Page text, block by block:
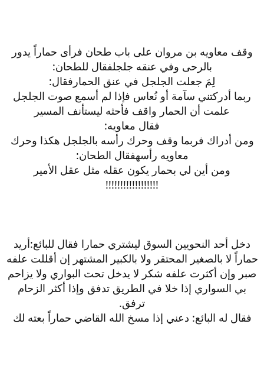
وقف معاويه بن مروان على باب طحان فرأى حماراً يدور
بالرحى وفي عنقه جلجلفقال للطحان:
لِمَ جعلت الجلجل في عنق الحمارفقال:
ربما أدركتني سآمة أو نُعاس فإذا لم أسمع صوت الجلجل
علمت أن الحمار واقف فأحثه ليستأنف المسير
فقال معاويه:
ومن أدراك فربما وقف وحرك رأسه بالجلجل هكذا وحرك
معاويه رأسهفقال الطحان:
ومن أين لي بحمار يكون عقله مثل عقل الأمير
!!!!!!!!!!!!!!!!!!
دخل أحد النحويين السوق ليشتري حمارا فقال للبائع:أريد
حماراً لا بالصغير المحتقر ولا بالكبير المشتهر إن أقللت علفه
صبر وإن أكثرت علفه شكر لا يدخل تحت البواري ولا يزاحم
بي السواري إذا خلا في الطريق تدفق وإذا أكثر الزحام
ترفق.
فقال له البائع: دعني إذا مسخ الله القاضي حماراً بعته لك